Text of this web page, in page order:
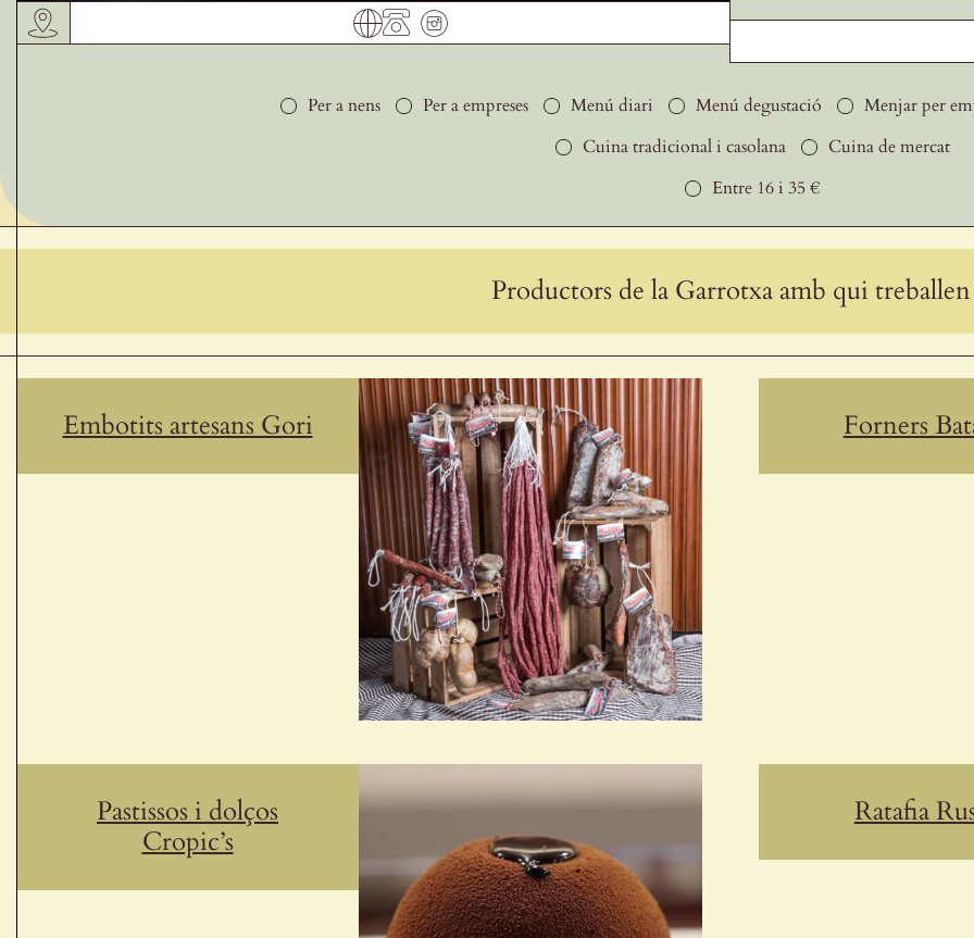
Per a nens Per a empreses Menú diari Menú degustació
Menjar per
Cuina tradicional i casolana
Cuina de mercat
Entre 16 i 35 €
Productors de la Garrotxa amb qui treballen
Embotits artesans Gori Forners
Pastissos i dolços
Cropic’s
Ratafia